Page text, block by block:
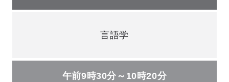
言語学
午前9時30分～10時20分